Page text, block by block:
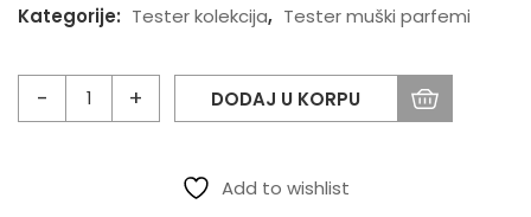
Kategorije: Tester kolekcija, Tester muški parfemi
DODAJ U KORPU
Add to wishlist